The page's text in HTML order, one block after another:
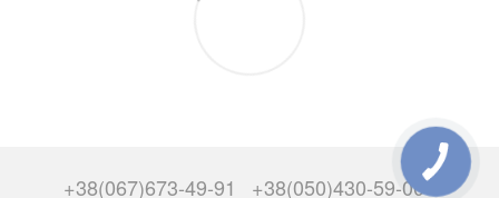
+38(067)673-49-91 +38(050)430-59-00